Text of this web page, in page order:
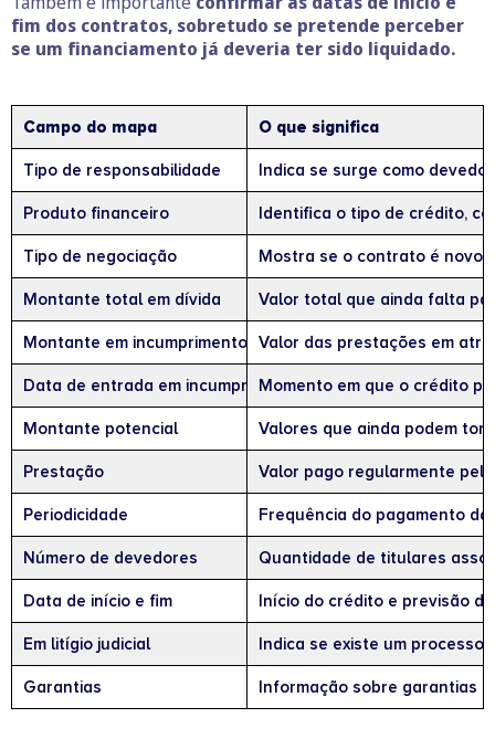
fim dos contratos, sobretudo se pretende perceber
se um financiamento já deveria ter sido liquidado.
Campo do mapa O que significa
Tipo de responsabilidade Indica se surge como
Produto financeiro Identifica o tipo de crédito,
Tipo de negociação Mostra se o contrato é
Montante total em dívida Valor total que ainda falta
Montante em incumprimento Valor das prestações em
Data de entrada em incumprimentoMomento em que o crédito
Montante potencial Valores que ainda podem
Prestação Valor pago regularmente
Periodicidade Frequência do pagamento
Número de devedores Quantidade de titulares
Data de início e fim Início do crédito e previsão
Em litígio judicial Indica se existe um
Garantias Informação sobre garantias